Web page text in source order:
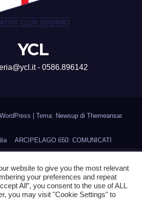
YCL
- 0586.896142
Tema: Newsup di Themeansar.
ARCIPELAGO 650: COMUNICATI
Navale Navigare con Gusto
website to give you the most relevant
your preferences and repeat
All”, you consent to the use of ALL
you may visit "Cookie Settings" to